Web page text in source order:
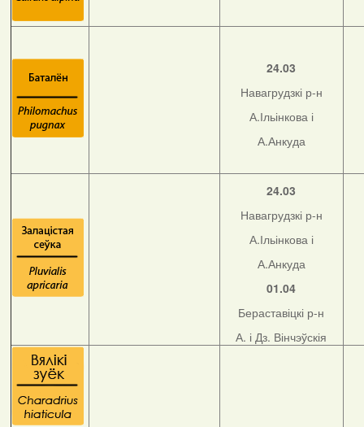
24.03
Навагрудзкі р-н
А.Ільінкова і
А.Анкуда
24.03
Навагрудзкі р-н
А.Ільінкова і
А.Анкуда
01.04
Бераставіцкі р-н
А. і Дз. Вінчэўскія